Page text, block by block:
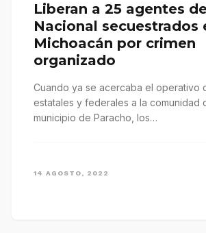
Liberan a 25 agentes
Nacional secuestrados
Michoacán por crimen
organizado
Cuando ya se acercaba el operativo
estatales y federales a la comunidad
municipio de Paracho, los…
14 AGOSTO, 2022